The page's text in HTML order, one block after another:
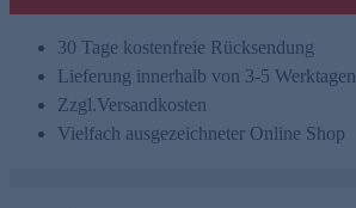
30 Tage kostenfreie Rücksendung
Lieferung innerhalb von 3-5 Werktagen
Zzgl.Versandkosten
Vielfach ausgezeichneter Online Shop